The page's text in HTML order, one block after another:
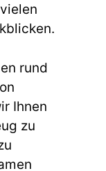
rund
Ihnen
zu